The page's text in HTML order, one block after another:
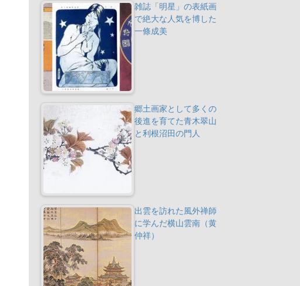
雑誌「明星」の表紙画
で絶大な人気を博した
一條成美
郷土画家として多くの
後進を育てた青木翠山
と利根沼田の門人
出雲を訪れた風外禅師
に学んだ横山雲南（黄
仲祥）